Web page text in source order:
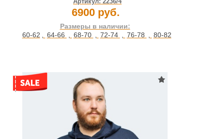
6900 руб.
Размеры в наличии:
60-62
64-66 68-70 72-74 76-78 80-82